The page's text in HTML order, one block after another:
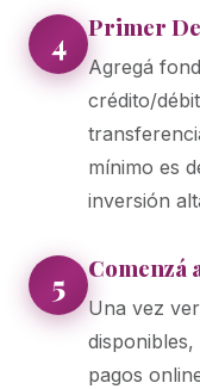
4 Primer
Agregá
crédito/
mínimo es
inversión
5 Comenzá
Una vez
pagos